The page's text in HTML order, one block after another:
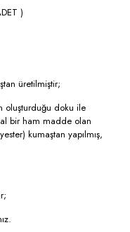
)
üretilmiştir;
oluşturduğu doku ile
bir ham madde olan
kumaştan yapılmış,